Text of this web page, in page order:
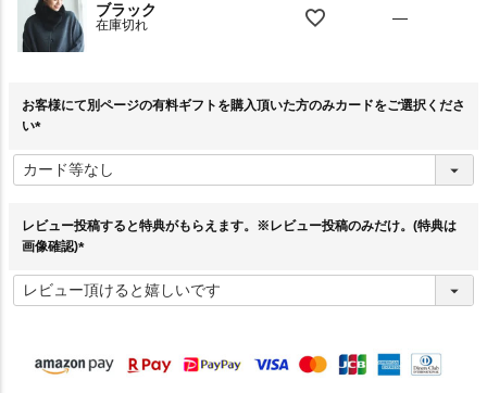
ブラック
在庫切れ —
お客様にて別ページの有料ギフトを購入頂いた方のみカードをご選択くださ
い
必
須
レビュー投稿すると特典がもらえます。※レビュー投稿のみだけ。(特典は
画像確認)
必
須